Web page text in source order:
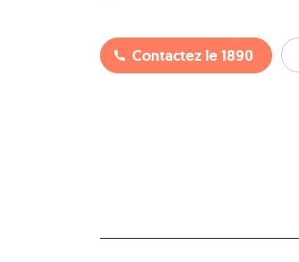
Contactez le 1890